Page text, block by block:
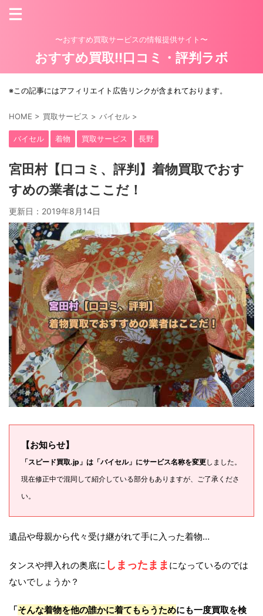
〜おすすめ買取サービスの情報提供サイト〜
おすすめ買取!!口コミ・評判ラボ
※この記事にはアフィリエイト広告リンクが含まれております。
HOME > 買取サービス > バイセル >
バイセル 着物 買取サービス 長野
宮田村【口コミ、評判】着物買取でおす
すめの業者はここだ！
更新日： 2019年8月14日
【お知らせ】
「スピード買取.jp」は「バイセル」にサービス名称を変更しました。
現在修正中で混同して紹介している部分もありますが、ご了承くださ
い。
遺品や母親から代々受け継がれて手に入った着物…
タンスや押入れの奥底に しまったまま になっているのでは
ないでしょうか？
「そんな着物を他の誰かに着てもらうためにも一度買取を検